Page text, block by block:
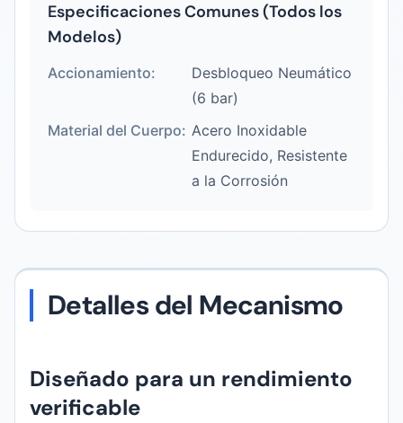
Especificaciones Comunes (Todos los
Modelos)
Accionamiento:
Desbloqueo Neumático
(6 bar)
Material del Cuerpo: Acero Inoxidable
Endurecido, Resistente
a la Corrosión
Detalles del Mecanismo
Diseñado para un rendimiento
verificable